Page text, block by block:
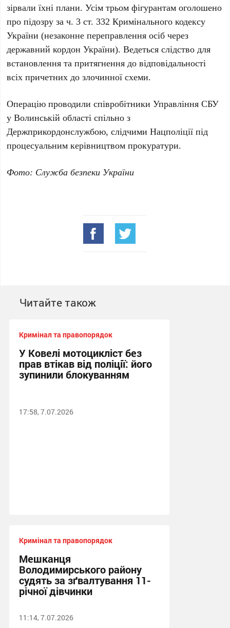
зірвали їхні плани. Усім трьом фігурантам оголошено
про підозру за ч. 3 ст. 332 Кримінального кодексу
України (незаконне переправлення осіб через
державний кордон України). Ведеться слідство для
встановлення та притягнення до відповідальності
всіх причетних до злочинної схеми.
Операцію проводили співробітники Управління СБУ
у Волинській області спільно з
Держприкордонслужбою, слідчими Нацполіції під
процесуальним керівництвом прокуратури.
Фото: Служба безпеки України
Читайте також
Кримінал та правопорядок
У Ковелі мотоцикліст без
прав втікав від поліції: його
зупинили блокуванням
17:58, 7.07.2026
Кримінал та правопорядок
Мешканця
Володимирського району
судять за зґвалтування 11-
річної дівчинки
11:14, 7.07.2026